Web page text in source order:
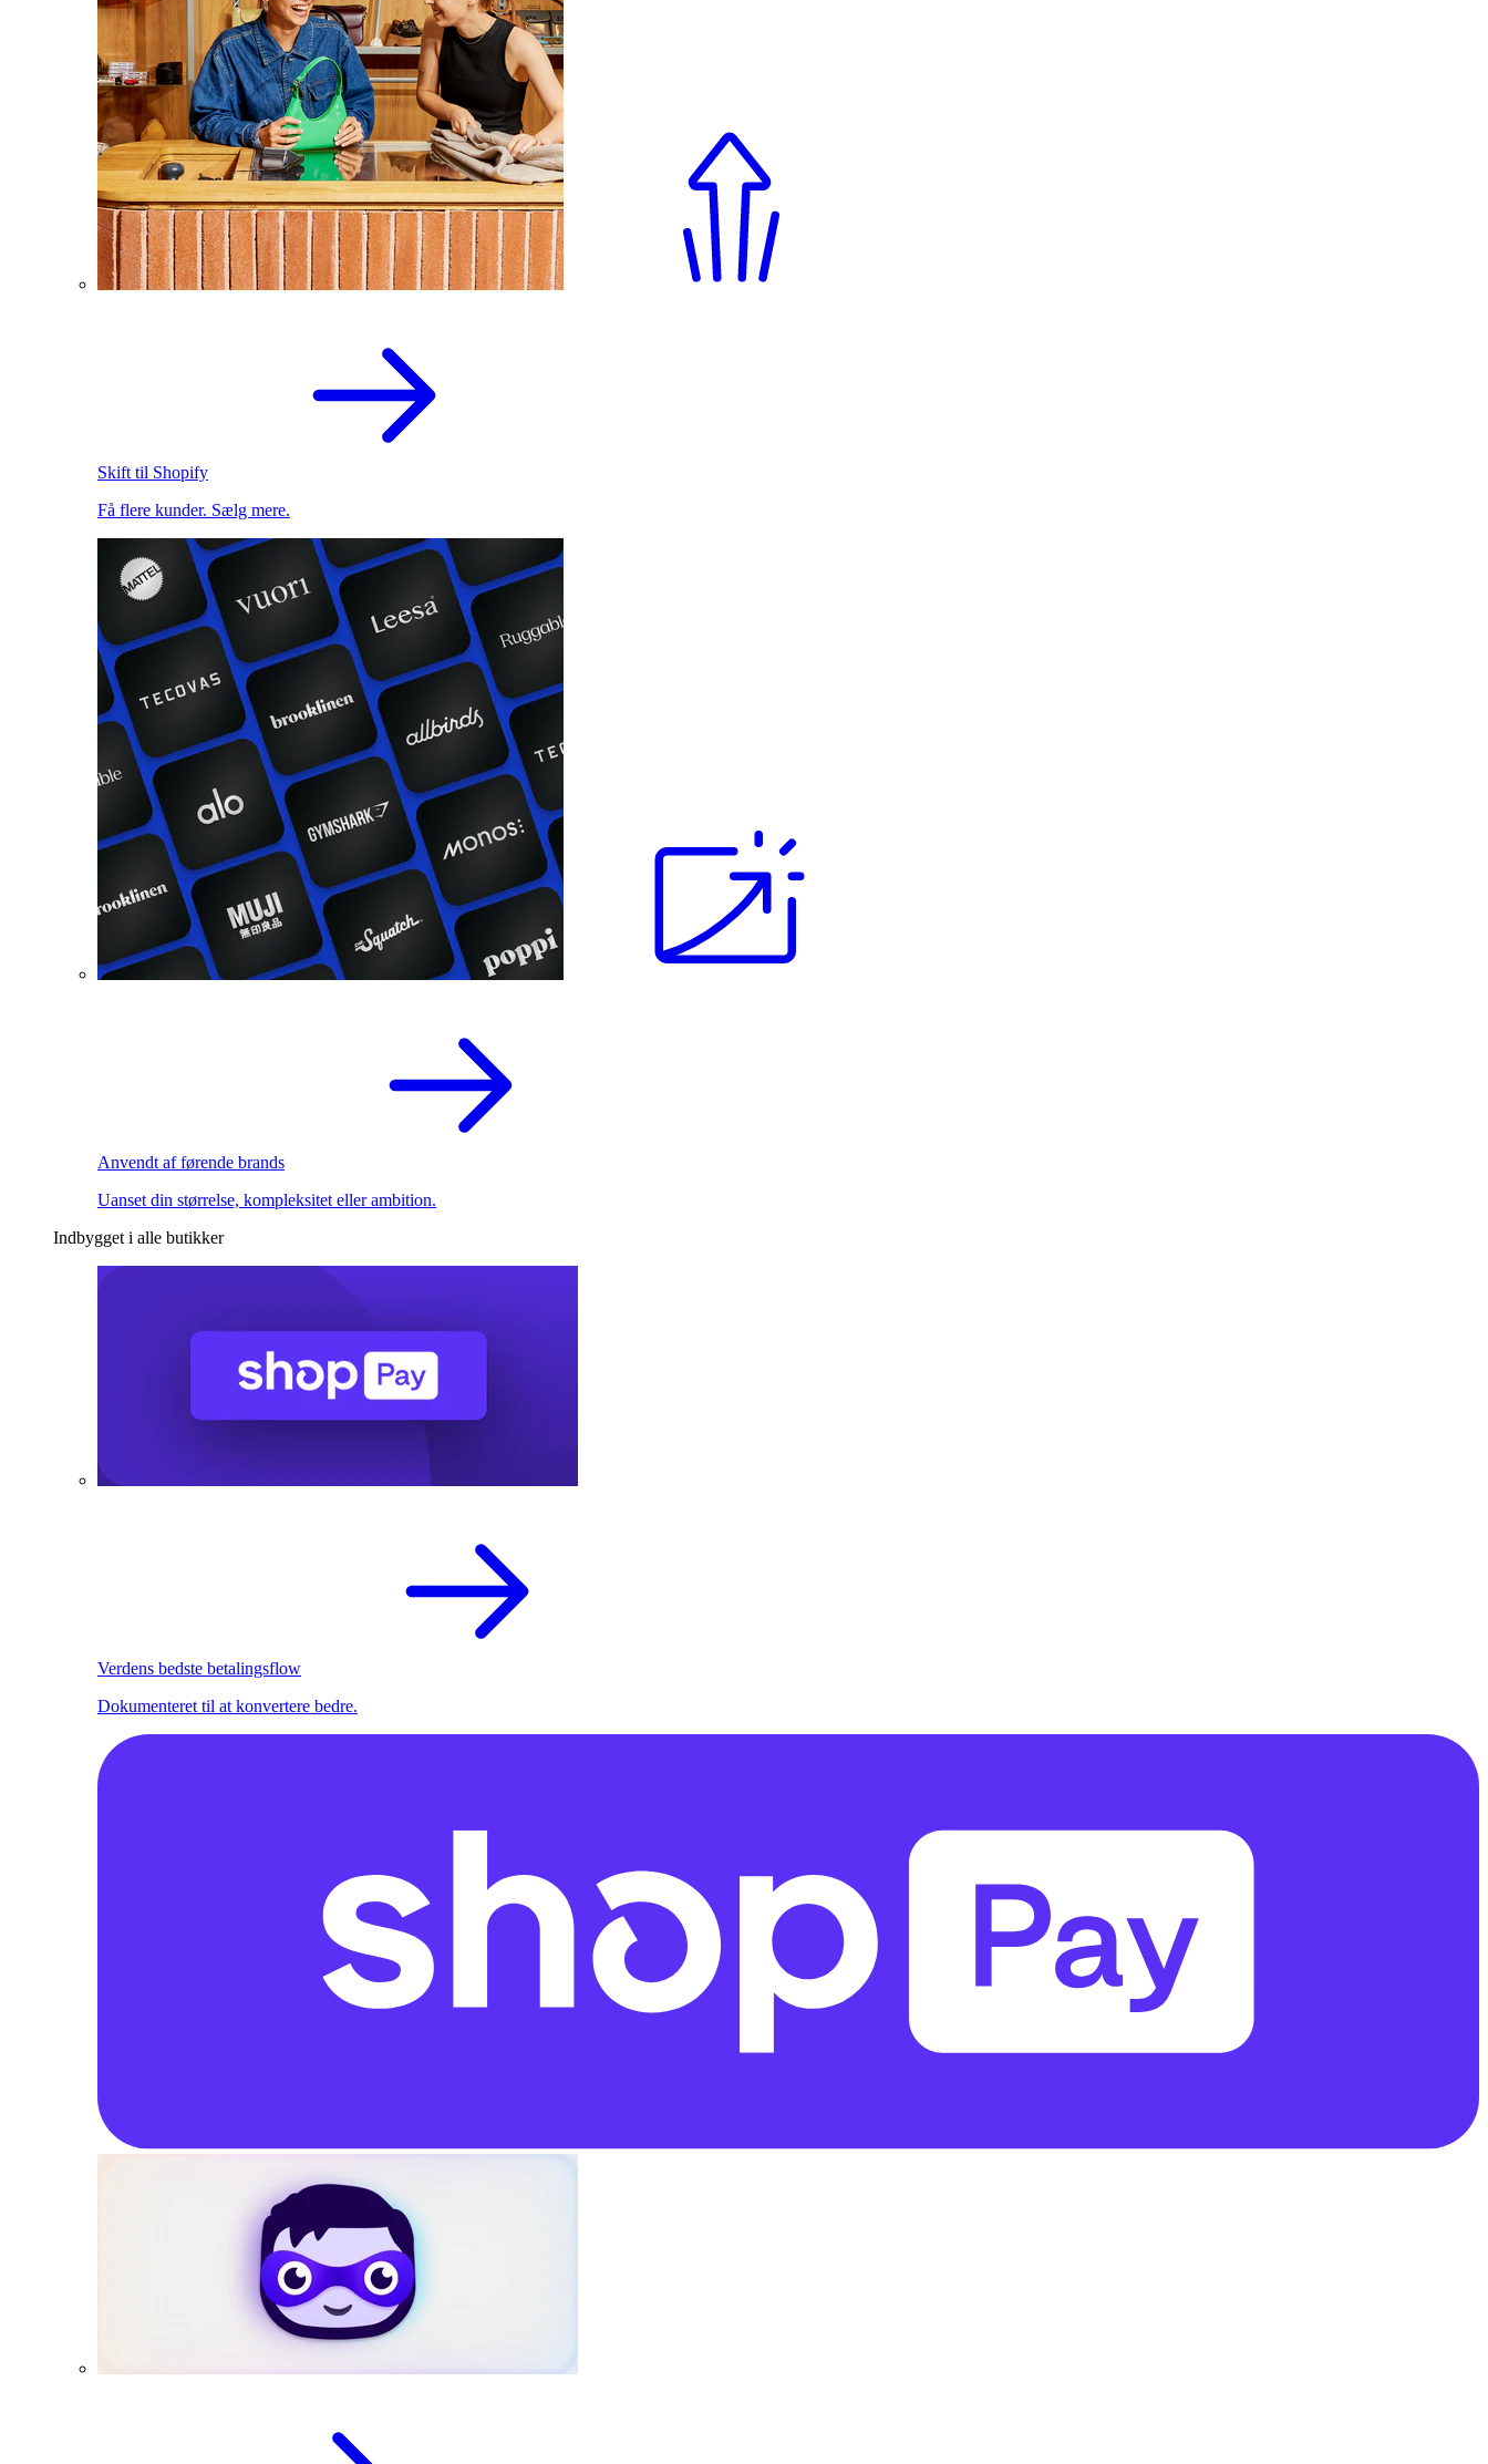
Skift til Shopify
Få flere kunder. Sælg mere.
Anvendt af førende brands
Uanset din størrelse, kompleksitet eller ambition.
Indbygget i alle butikker
Verdens bedste betalingsflow
Dokumenteret til at konvertere bedre.